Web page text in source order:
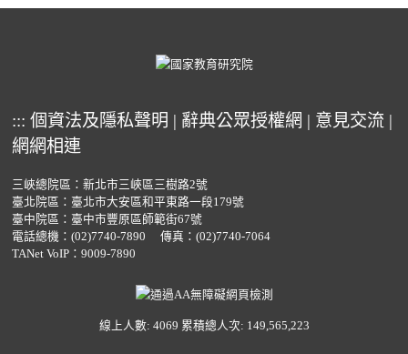
::: 個資法及隱私聲明 | 辭典公眾授權網 | 意見交流 |
網網相連
三峽總院區：新北市三峽區三樹路2號
臺北院區：臺北市大安區和平東路一段179號
臺中院區：臺中市豐原區師範街67號
電話總機： (02)7740-7890
傳真：(02)7740-7064
TANet VoIP：9009-7890
線上人數: 4069 累積總人次: 149,565,223